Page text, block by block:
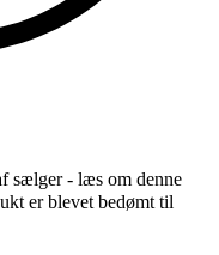
sælger - læs om denne
er blevet bedømt til